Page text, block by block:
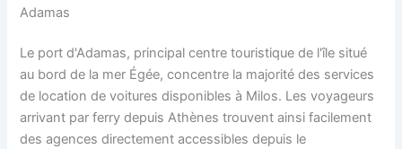
Adamas
Le port d'Adamas, principal centre touristique de l'île situé
au bord de la mer Égée, concentre la majorité des services
de location de voitures disponibles à Milos. Les voyageurs
arrivant par ferry depuis Athènes trouvent ainsi facilement
des agences directement accessibles depuis le